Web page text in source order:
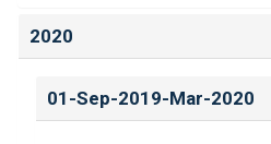
2020
01-Sep-2019-Mar-2020